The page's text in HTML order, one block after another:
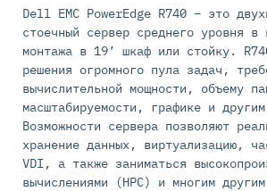
Dell EMC PowerEdge R740 – это
стоечный сервер среднего уровня в
монтажа в 19’ шкаф или стойку.
решения огромного пула задач,
вычислительной мощности, объему
масштабируемости, графике и
Возможности сервера позволяют
хранение данных, виртуализацию,
VDI, а также заниматься
вычислениями (HPC) и многим